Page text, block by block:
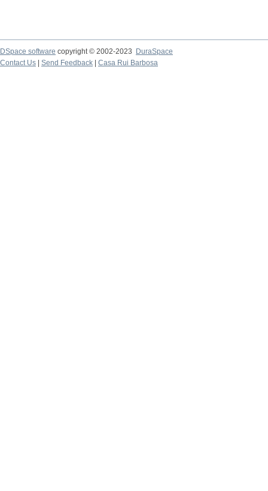
DSpace software copyright © 2002-2023
DuraSpace
Contact Us
Send Feedback Casa Rui Barbosa